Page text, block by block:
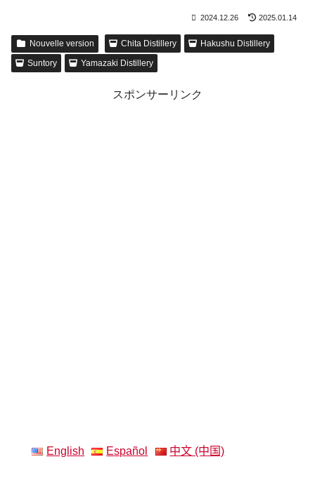
2024.12.26 2025.01.14
Nouvelle version Chita Distillery
Hakushu Distillery
Suntory
Yamazaki Distillery
スポンサーリンク
English Español 中文 (中国)